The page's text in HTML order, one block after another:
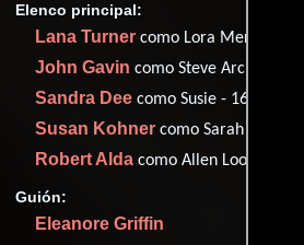
Elenco principal:
Lana Turner como Lora Meredith
John Gavin como Steve Archer
Sandra Dee como Susie - 16
Susan Kohner como Sarah Jane - 18
Robert Alda como Allen Loomis
Guión:
Eleanore Griffin